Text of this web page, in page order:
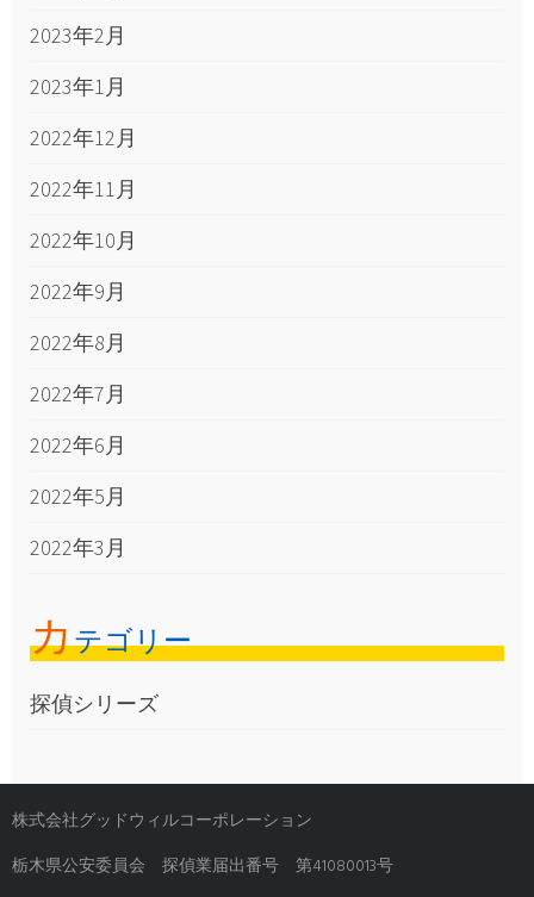
2023年2月
2023年1月
2022年12月
2022年11月
2022年10月
2022年9月
2022年8月
2022年7月
2022年6月
2022年5月
2022年3月
カテゴリー
探偵シリーズ
株式会社グッドウィルコーポレーション
栃木県公安委員会 探偵業届出番号 第41080013号